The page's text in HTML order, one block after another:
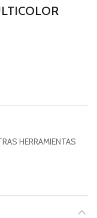
HERRAMIENTAS